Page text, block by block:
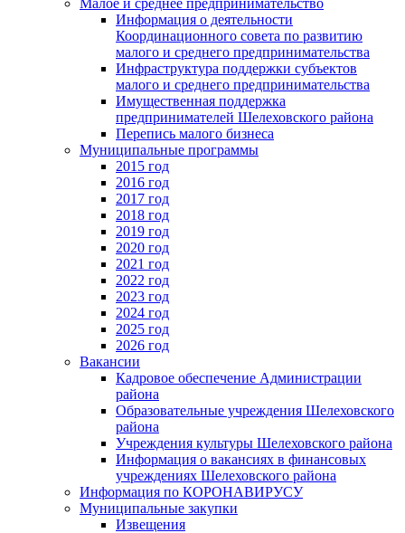
Информация о деятельности
Координационного совета по развитию
малого и среднего предпринимательства
Инфраструктура поддержки субъектов
малого и среднего предпринимательства
Имущественная поддержка
предпринимателей Шелеховского района
Перепись малого бизнеса
Муниципальные программы
2015 год
2016 год
2017 год
2018 год
2019 год
2020 год
2021 год
2022 год
2023 год
2024 год
2025 год
2026 год
Вакансии
Кадровое обеспечение Администрации
района
Образовательные учреждения Шелеховского
района
Учреждения культуры Шелеховского района
Информация о вакансиях в финансовых
учреждениях Шелеховского района
Информация по КОРОНАВИРУСУ
Муниципальные закупки
Извещения